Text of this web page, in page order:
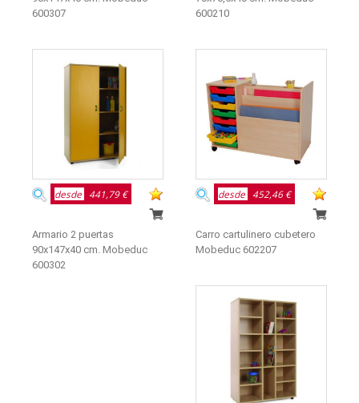
600307
600210
desde 441,79 €
Armario 2 puertas
90x147x40 cm. Mobeduc
600302
desde 452,46 €
Carro cartulinero cubetero
Mobeduc 602207